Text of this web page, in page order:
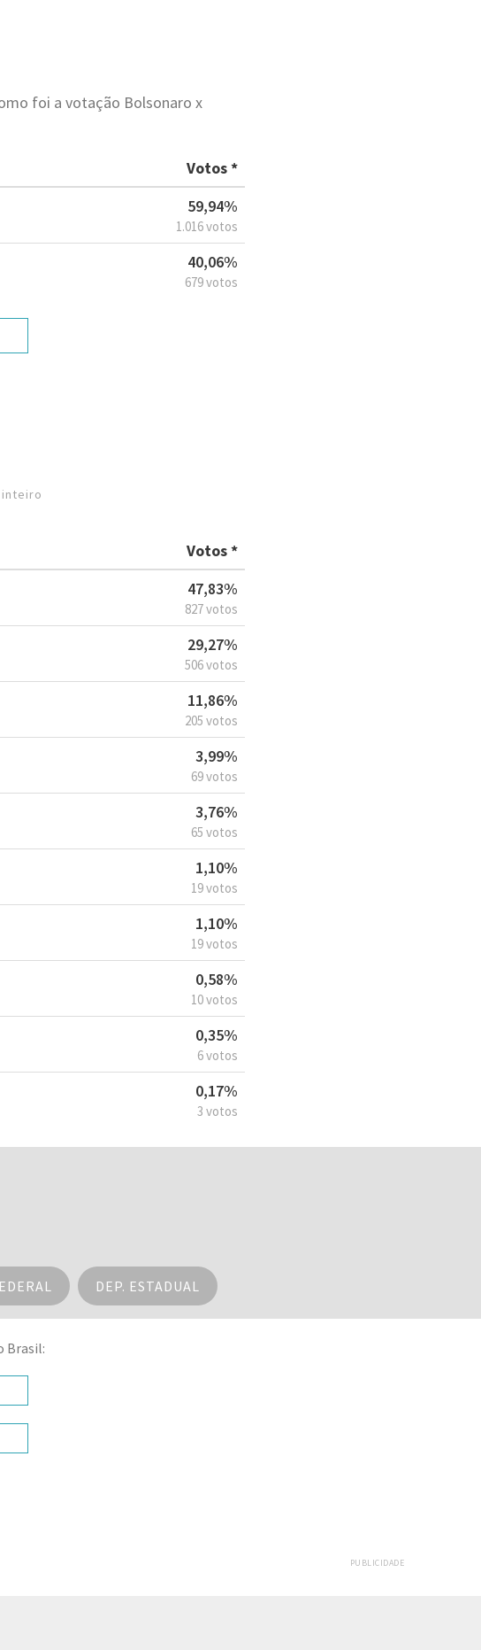
foi a votação Bolsonaro x
Votos *
59,94%
1.016 votos
40,06%
679 votos
Votos *
47,83%
827 votos
29,27%
506 votos
11,86%
205 votos
3,99%
69 votos
3,76%
65 votos
1,10%
19 votos
1,10%
19 votos
0,58%
10 votos
0,35%
6 votos
0,17%
3 votos
DEP. ESTADUAL
Brasil:
PUBLICIDADE